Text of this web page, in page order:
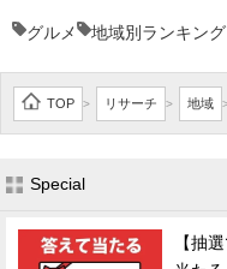
グルメ 地域別ランキング
TOP > リサーチ > 地域
Special
【抽